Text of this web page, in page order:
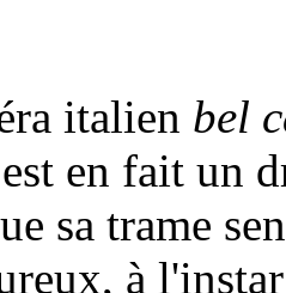
italien bel
est en fait un
sa trame
à